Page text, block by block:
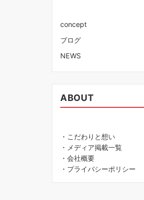
concept
ブログ
NEWS
ABOUT
・こだわりと想い
・メディア掲載一覧
・会社概要
・プライバシーポリシー